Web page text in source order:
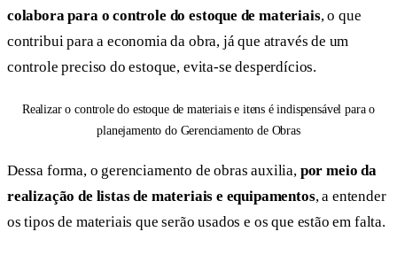
colabora para o controle do estoque de materiais, o que
contribui para a economia da obra, já que através de um
controle preciso do estoque, evita-se desperdícios.
Realizar o controle do estoque de materiais e itens é indispensável para o
planejamento do Gerenciamento de Obras
Dessa forma, o gerenciamento de obras auxilia, por meio da
realização de listas de materiais e equipamentos, a entender
os tipos de materiais que serão usados e os que estão em falta.